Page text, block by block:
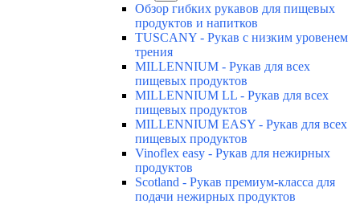
Обзор гибких рукавов для пищевых
продуктов и напитков
TUSCANY - Рукав с низким уровенем
трения
MILLENNIUM - Рукав для всех
пищевых продуктов
MILLENNIUM LL - Рукав для всех
пищевых продуктов
MILLENNIUM EASY - Рукав для всех
пищевых продуктов
Vinoflex easy - Рукав для нежирных
продуктов
Scotland - Рукав премиум-класса для
подачи нежирных продуктов